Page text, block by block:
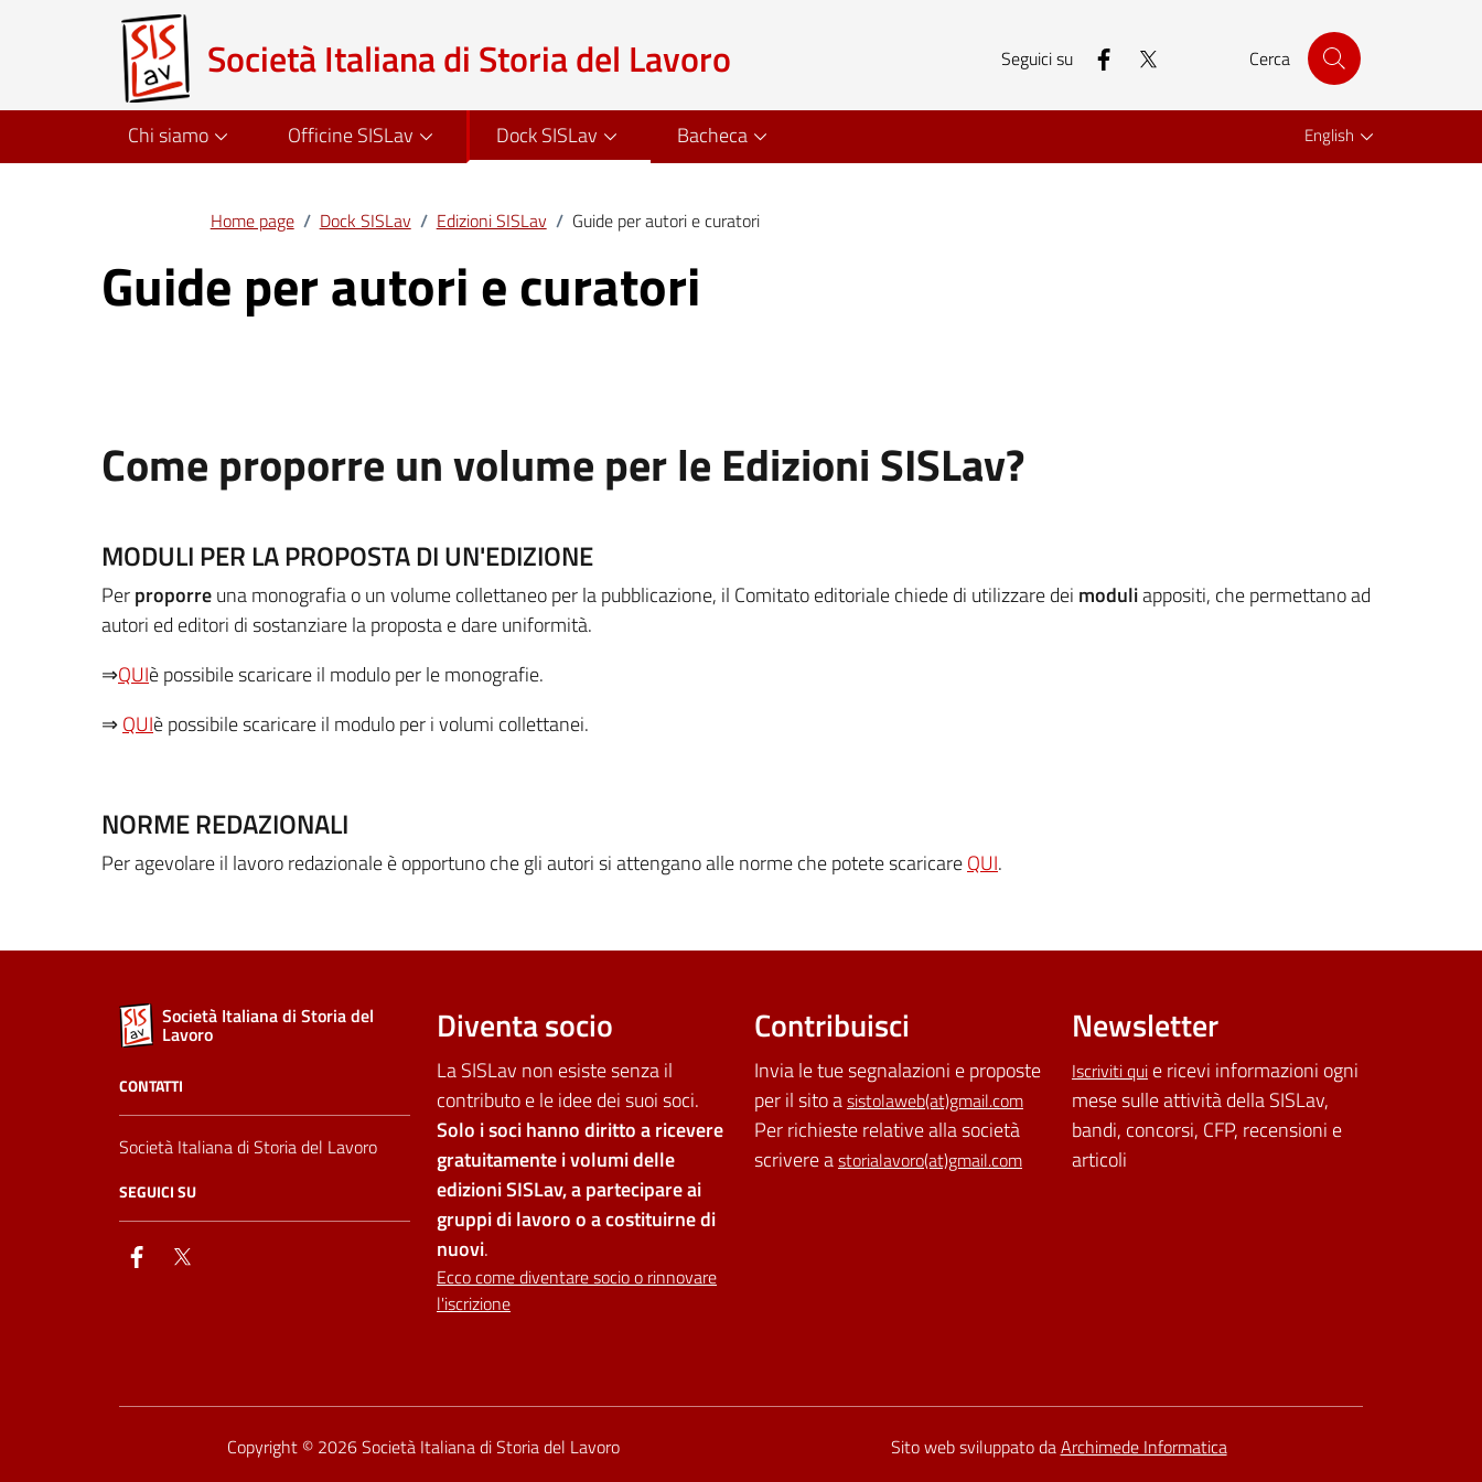
Società Italiana di Storia del Lavoro Seguici su facebook Cerca
Chi siamo Officine SISLav Dock SISLav Bacheca English
Home page / Dock SISLav / Edizioni SISLav / Guide per autori e curatori
Guide per autori e curatori
Come proporre un volume per le Edizioni SISLav?
MODULI PER LA PROPOSTA DI UN'EDIZIONE
Perproporreuna monografia o un volume collettaneo per la pubblicazione, il Comitato editoriale chiede di utilizzare dei moduliappositi, che permettano ad
autori ed editori di sostanziare la proposta e dare uniformità.
⇒QUIè possibile scaricare il modulo per le monografie.
⇒QUIè possibile scaricare il modulo per i volumi collettanei.
NORME REDAZIONALI
Per agevolare il lavoro redazionale è opportuno che gli autori si attengano alle norme che potete scaricareQUI.
Società Italiana di Storia del
Lavoro
CONTATTI
Società Italiana di Storia del Lavoro
SEGUICI SU
facebook
Diventa socio
La SISLav non esiste senza il
contributo e le idee dei suoi soci.
Solo i soci hanno diritto a ricevere
gratuitamente i volumi delle
edizioni SISLav, a partecipare ai
gruppi di lavoro o a costituirne di
nuovi.
Ecco come diventare socio o rinnovare
l'iscrizione
Contribuisci
Invia le tue segnalazioni e proposte
per il sito asistolaweb(at)gmail.com
Per richieste relative alla società
scrivere astorialavoro(at)gmail.com
Newsletter
Iscriviti quie ricevi informazioni ogni
mese sulle attività della SISLav,
bandi, concorsi, CFP, recensioni e
articoli
Dichiarazione di accessibilità
Copyright © 2026Società Italiana di Storia del Lavoro Sito web sviluppato daArchimede Informatica